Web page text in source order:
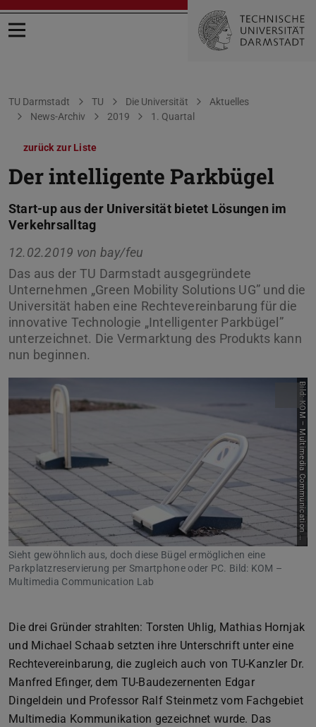
Menü öffnen
Sie befinden sich hier:
TU Darmstadt TU Die Universität
Aktuelles
News-Archiv
2019 1. Quartal
zurück zur Liste
Der intelligente Parkbügel
Start-up aus der Universität bietet Lösungen im
Verkehrsalltag
12.02.2019 von bay/feu
Das aus der TU Darmstadt ausgegründete
Unternehmen „Green Mobility Solutions UG” und die
Universität haben eine Rechtevereinbarung für die
innovative Technologie „Intelligenter Parkbügel”
unterzeichnet. Die Vermarktung des Produkts kann
nun beginnen.
B
i
l
d
:
K
O
M
–
M
u
l
t
i
m
e
d
i
a
C
o
m
m
u
n
i
c
a
t
i
o
n
L
a
b
Sieht gewöhnlich aus, doch diese Bügel ermöglichen eine
Parkplatzreservierung per Smartphone oder PC. Bild: KOM –
Multimedia Communication Lab
Die drei Gründer strahlten: Torsten Uhlig, Mathias Hornjak
und Michael Schaab setzten ihre Unterschrift unter eine
Rechtevereinbarung, die zugleich auch von TU-Kanzler Dr.
Manfred Efinger, dem TU-Baudezernenten Edgar
Dingeldein und Professor Ralf Steinmetz vom Fachgebiet
Multimedia Kommunikation gezeichnet wurde. Das